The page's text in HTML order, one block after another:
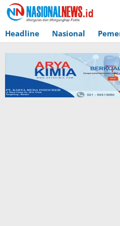
Lewati
ke
konten
Headline Nasional